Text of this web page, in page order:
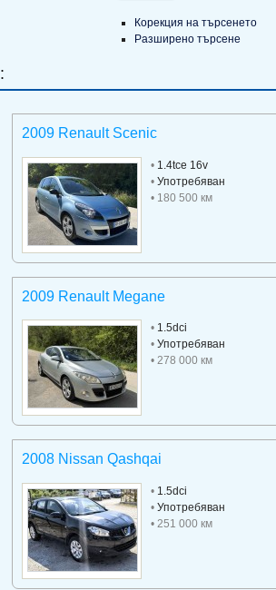
Корекция на търсенето
Разширено търсене
2009 Renault Scenic
•1.4tce 16v
•Употребяван
• 180 500 км
2009 Renault Megane
•1.5dci
•Употребяван
• 278 000 км
2008 Nissan Qashqai
•1.5dci
•Употребяван
• 251 000 км